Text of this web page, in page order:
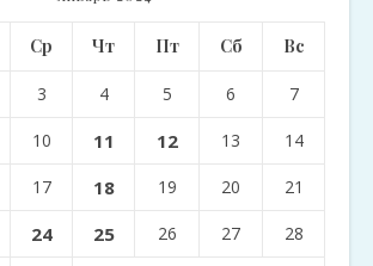
Ср Чт Пт Сб Вс
3 4 5 6 7
10 11 12 13 14
17 18 19 20 21
24 25 26 27 28